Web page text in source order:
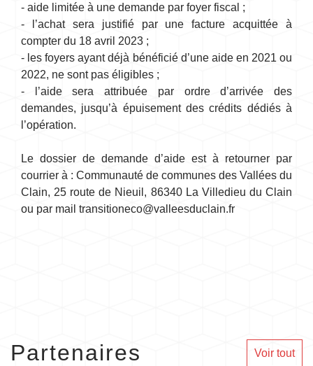
- aide limitée à une demande par foyer fiscal ;
- l’achat sera justifié par une facture acquittée à
compter du 18 avril 2023 ;
- les foyers ayant déjà bénéficié d’une aide en 2021 ou
2022, ne sont pas éligibles ;
- l’aide sera attribuée par ordre d’arrivée des
demandes, jusqu’à épuisement des crédits dédiés à
l’opération.
Le dossier de demande d’aide est à retourner par
courrier à : Communauté de communes des Vallées du
Clain, 25 route de Nieuil, 86340 La Villedieu du Clain
ou par mail transitioneco@valleesduclain.fr
Partenaires Voir tout